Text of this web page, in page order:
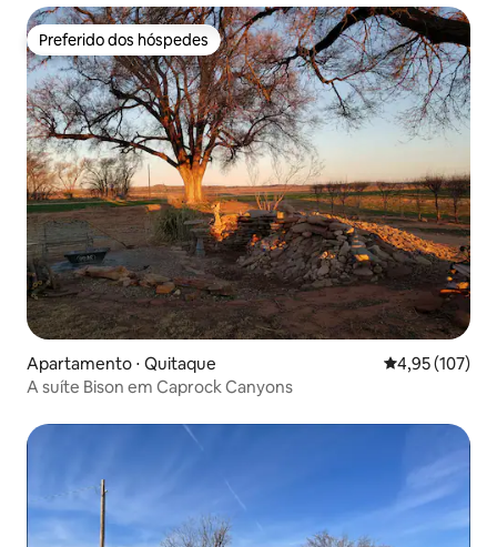
Preferido dos hóspedes
Preferido dos hóspedes
Apartamento ⋅ Quitaque 4,95 de uma
4,95 (107)
A suíte Bison em Caprock Canyons